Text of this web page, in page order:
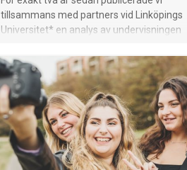
tillsammans med partners vid Linköpings
Universitet* en analys av undervisningen
beskrev också hur ALLA lärarnas
undervisning hade utvecklats på ALLA
skolorna med en metod som kräver små
resurser. En metod som har fokus på
iakttagbara beskrivningar av undervisning
som 160 forskare i 15 länder har kommit
fram till är framgångsrik för studiero,
motivation och lärande. Rapporten fick